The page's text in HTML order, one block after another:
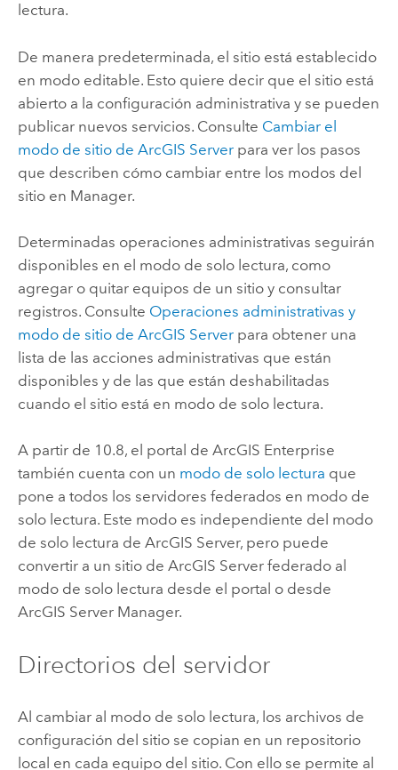
lectura.
De manera predeterminada, el sitio está establecido
en modo editable. Esto quiere decir que el sitio está
abierto a la configuración administrativa y se pueden
publicar nuevos servicios. Consulte Cambiar el
modo de sitio de ArcGIS Serverpara ver los pasos
que describen cómo cambiar entre los modos del
sitio en Manager.
Determinadas operaciones administrativas seguirán
disponibles en el modo de solo lectura, como
agregar o quitar equipos de un sitio y consultar
registros. Consulte Operaciones administrativas y
modo de sitio de ArcGIS Serverpara obtener una
lista de las acciones administrativas que están
disponibles y de las que están deshabilitadas
cuando el sitio está en modo de solo lectura.
A partir de 10.8, el portal de ArcGIS Enterprise
también cuenta con un modo de solo lectura que
pone a todos los servidores federados en modo de
solo lectura. Este modo es independiente del modo
de solo lectura de ArcGIS Server, pero puede
convertir a un sitio de ArcGIS Serverfederado al
modo de solo lectura desde el portal o desde
ArcGIS Server Manager.
Directorios del servidor
Al cambiar al modo de solo lectura, los archivos de
configuración del sitio se copian en un repositorio
local en cada equipo del sitio. Con ello se permite al